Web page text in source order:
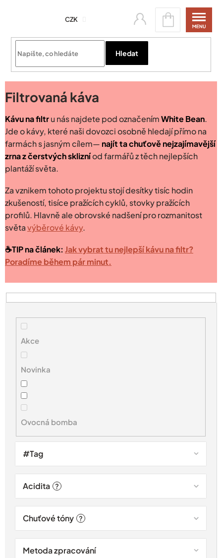
CZK
Hledat
Nákupní
košík
Filtrovaná káva
Kávu na filtru nás najdete pod označenímWhite Bean.
Jde o kávy, které naši dovozci osobně hledají přímo na
farmách s jasným cílem— najít ta chuťově nejzajímavější
zrna z čerstvých sklizníod farmářů z těch nejlepších
plantáží světa.
Za vznikem tohoto projektu stojí desítky tisíc hodin
zkušeností, tisíce pražících cyklů, stovky pražících
profilů. Hlavně ale obrovské nadšení pro rozmanitost
světavýběrové kávy.
☕️TIP na článek: Jak vybrat tu nejlepší kávu na filtr?
Poradíme během pár minut.
Akce
Novinka
Ovocná bomba
#Tag
Acidita ?
Chuťové tóny ?
Metoda zpracování
V